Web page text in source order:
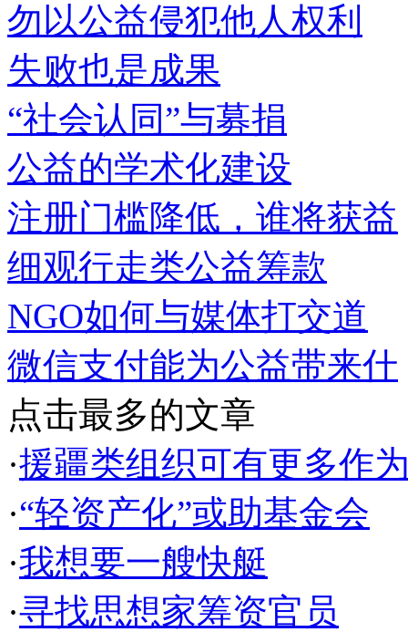
勿以公益侵犯他人权利
失败也是成果
“社会认同”与募捐
公益的学术化建设
注册门槛降低，谁将获益
细观行走类公益筹款
NGO如何与媒体打交道
微信支付能为公益带来什
点击最多的文章
·援疆类组织可有更多作
·“轻资产化”或助基金会
·我想要一艘快艇
·寻找思想家筹资官员